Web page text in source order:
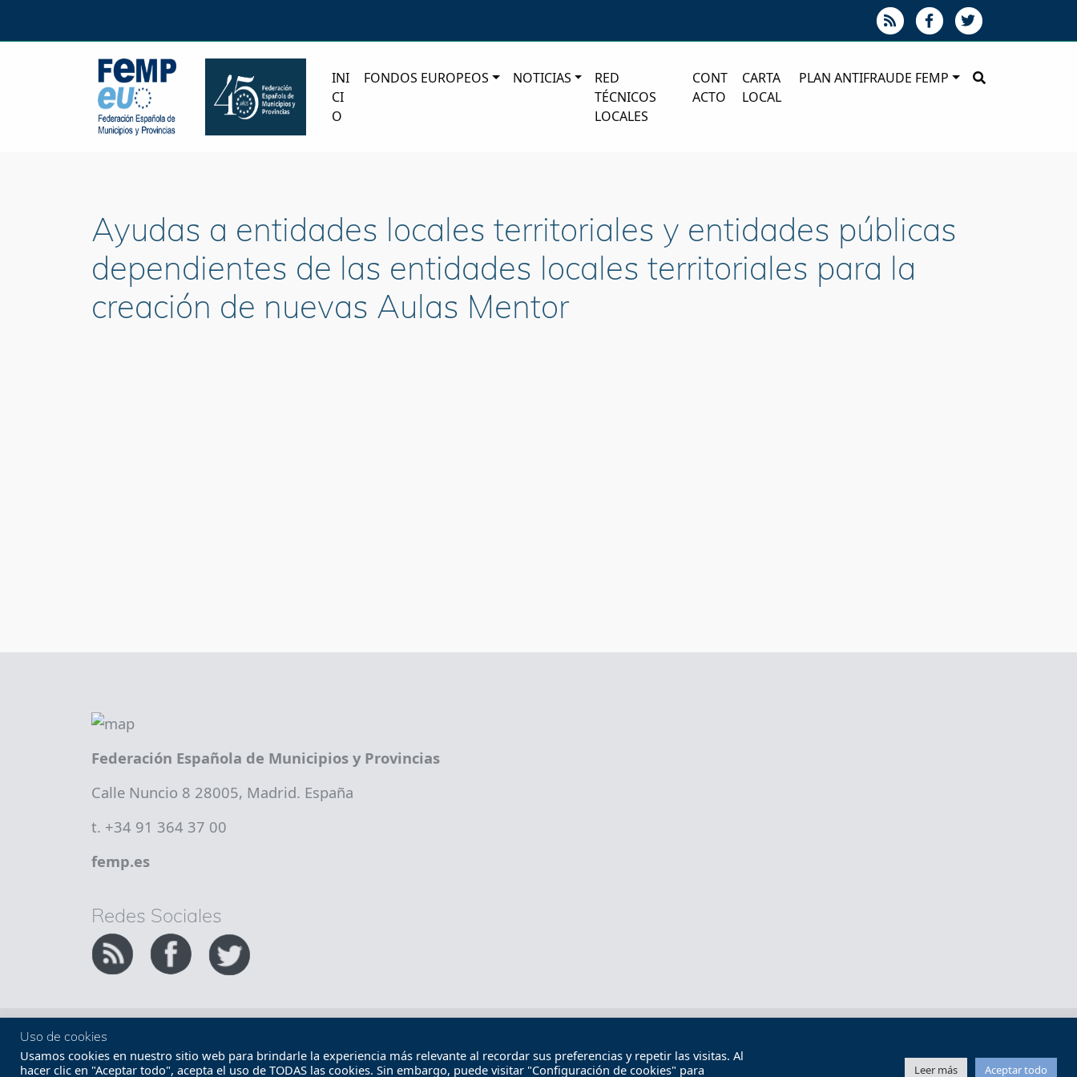
INI
CI
O
FONDOS EUROPEOS NOTICIAS
RED
TÉCNICOS
LOCALES
CONT
ACTO
CARTA
LOCAL
PLAN ANTIFRAUDE FEMP
Ayudas a entidades locales territoriales y entidades públicas
dependientes de las entidades locales territoriales para la
creación de nuevas Aulas Mentor
Federación Española de Municipios y Provincias
Calle Nuncio 8 28005, Madrid. España
t. +34 91 364 37 00
femp.es
Redes Sociales
Contacto
Uso de cookies
Usamos cookies en nuestro sitio web para brindarle la experiencia más relevante al recordar sus preferencias y repetir las visitas. Al
hacer clic en "Aceptar todo", acepta el uso de TODAS las cookies. Sin embargo, puede visitar "Configuración de cookies" para
Leer más Aceptar todo